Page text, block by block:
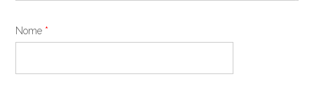
Nome *